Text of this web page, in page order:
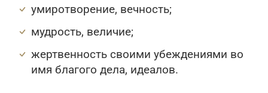
умиротворение, вечность;
мудрость, величие;
жертвенность своими убеждениями во
имя благого дела, идеалов.